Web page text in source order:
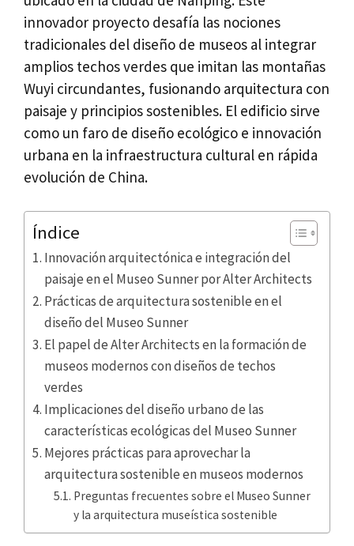
innovador proyecto desafía las nociones
tradicionales del diseño de museos al integrar
amplios techos verdes que imitan las montañas
Wuyi circundantes, fusionando arquitectura con
paisaje y principios sostenibles. El edificio sirve
como un faro de diseño ecológico e innovación
urbana en la infraestructura cultural en rápida
evolución de China.
Índice
Innovación arquitectónica e integración del
paisaje en el Museo Sunner por Alter Architects
Prácticas de arquitectura sostenible en el
diseño del Museo Sunner
El papel de Alter Architects en la formación de
museos modernos con diseños de techos
verdes
Implicaciones del diseño urbano de las
características ecológicas del Museo Sunner
Mejores prácticas para aprovechar la
arquitectura sostenible en museos modernos
Preguntas frecuentes sobre el Museo Sunner
y la arquitectura museística sostenible